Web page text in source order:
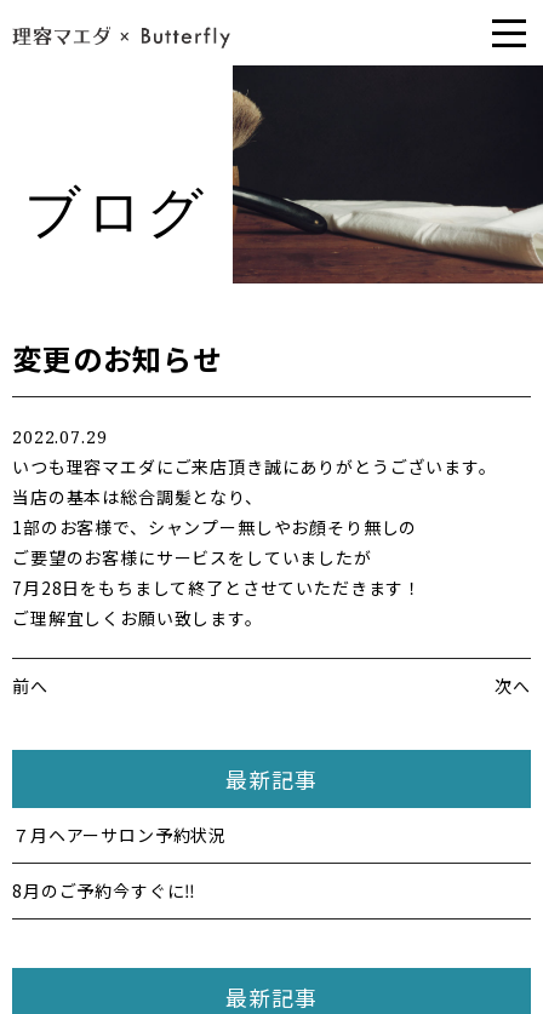
ブログ
変更のお知らせ
2022.07.29
いつも理容マエダにご来店頂き誠にありがとうございます。
当店の基本は総合調髪となり、
1部のお客様で、シャンプー無しやお顔そり無しの
ご要望のお客様にサービスをしていましたが
7月28日をもちまして終了とさせていただきます！
ご理解宜しくお願い致します。
前へ 次へ
最新記事
７月ヘアーサロン予約状況
8月のご予約今すぐに‼️
最新記事